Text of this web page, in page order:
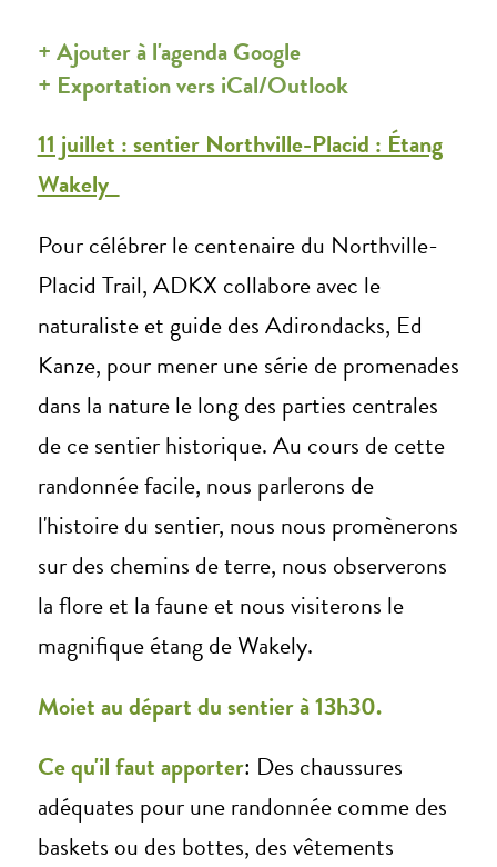
+ Ajouter à l'agenda Google
+ Exportation vers iCal/Outlook
11 juillet : sentier Northville-Placid : Étang
Wakely
Pour célébrer le centenaire du Northville-
Placid Trail, ADKX collabore avec le
naturaliste et guide des Adirondacks, Ed
Kanze, pour mener une série de promenades
dans la nature le long des parties centrales
de ce sentier historique. Au cours de cette
randonnée facile, nous parlerons de
l'histoire du sentier, nous nous promènerons
sur des chemins de terre, nous observerons
la flore et la faune et nous visiterons le
magnifique étang de Wakely.
Moiet au départ du sentier à 13h30.
Ce qu'il faut apporter: Des chaussures
adéquates pour une randonnée comme des
baskets ou des bottes, des vêtements